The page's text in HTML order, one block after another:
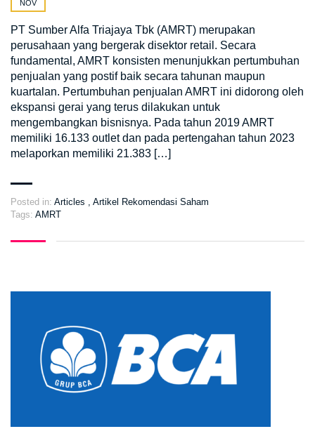
NOV
PT Sumber Alfa Triajaya Tbk (AMRT) merupakan
perusahaan yang bergerak disektor retail. Secara
fundamental, AMRT konsisten menunjukkan pertumbuhan
penjualan yang postif baik secara tahunan maupun
kuartalan. Pertumbuhan penjualan AMRT ini didorong oleh
ekspansi gerai yang terus dilakukan untuk
mengembangkan bisnisnya. Pada tahun 2019 AMRT
memiliki 16.133 outlet dan pada pertengahan tahun 2023
melaporkan memiliki 21.383 […]
Posted in: Articles
Artikel Rekomendasi Saham
Tags: AMRT